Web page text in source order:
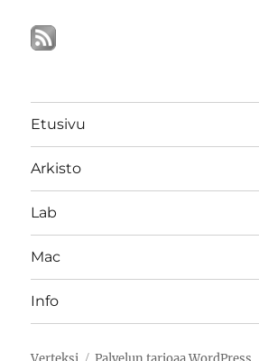
Etusivu
Arkisto
Lab
Mac
Info